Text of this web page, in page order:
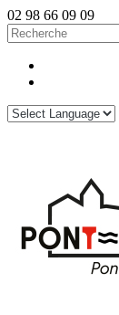
02 98 66 09 09